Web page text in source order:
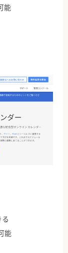
能
能